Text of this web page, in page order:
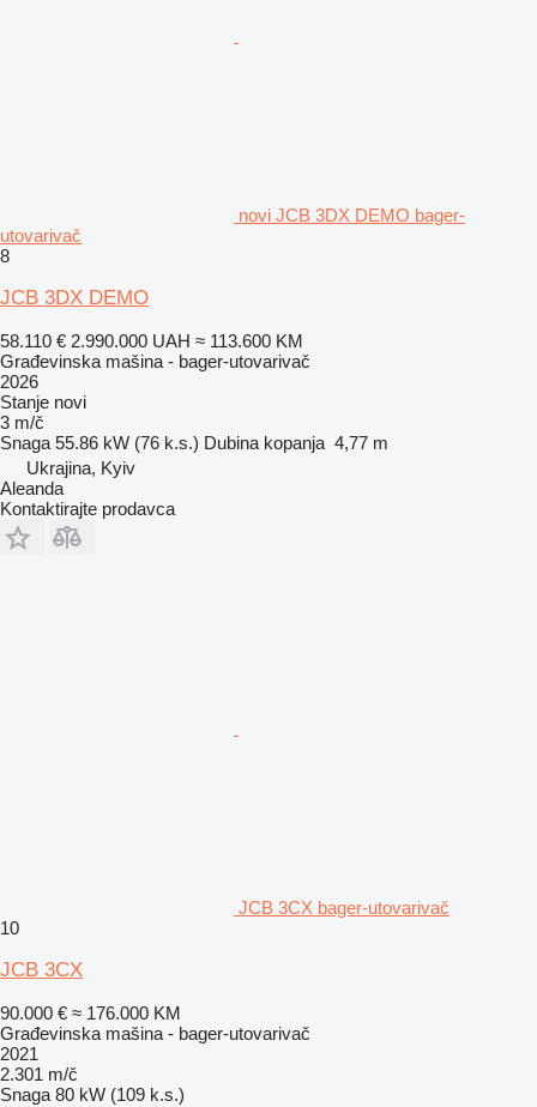
novi JCB 3DX DEMO bager-
utovarivač
8
JCB 3DX DEMO
58.110 € 2.990.000 UAH ≈ 113.600 KM
Građevinska mašina - bager-utovarivač
2026
Stanje novi
3 m/č
Snaga 55.86 kW (76 k.s.) Dubina kopanja 4,77 m
Ukrajina, Kyiv
Aleanda
Kontaktirajte prodavca
JCB 3CX bager-utovarivač
10
JCB 3CX
90.000 € ≈ 176.000 KM
Građevinska mašina - bager-utovarivač
2021
2.301 m/č
Snaga 80 kW (109 k.s.)